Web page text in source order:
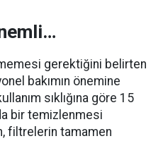
gerektiğini belirten
bakımın önemine
sıklığına göre 15
bir temizlenmesi
filtrelerin tamamen